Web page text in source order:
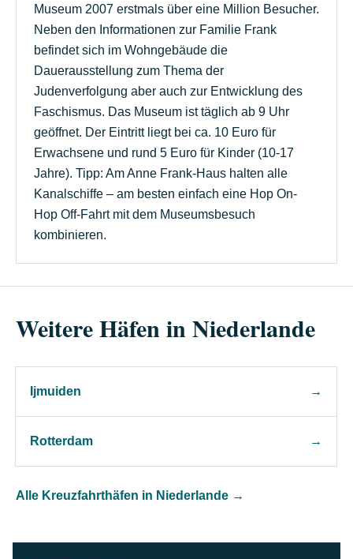
Museum 2007 erstmals über eine Million Besucher.
Neben den Informationen zur Familie Frank
befindet sich im Wohngebäude die
Dauerausstellung zum Thema der
Judenverfolgung aber auch zur Entwicklung des
Faschismus. Das Museum ist täglich ab 9 Uhr
geöffnet. Der Eintritt liegt bei ca. 10 Euro für
Erwachsene und rund 5 Euro für Kinder (10-17
Jahre). Tipp: Am Anne Frank-Haus halten alle
Kanalschiffe – am besten einfach eine Hop On-
Hop Off-Fahrt mit dem Museumsbesuch
kombinieren.
Weitere Häfen in Niederlande
Ijmuiden →
Rotterdam →
Alle Kreuzfahrthäfen in Niederlande →